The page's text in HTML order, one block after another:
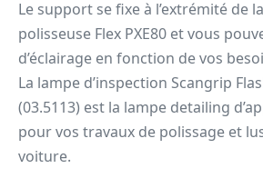
Le support se fixe à l’extrémité de
polisseuse Flex PXE80 et vous
d’éclairage en fonction de vos
La lampe d’inspection Scangrip
(03.5113) est la lampe detailing
pour vos travaux de polissage et
voiture.